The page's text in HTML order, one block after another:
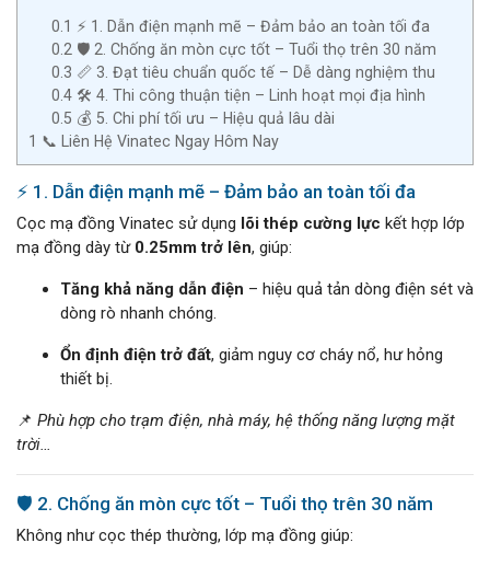
0.1 ⚡ 1. Dẫn điện mạnh mẽ – Đảm bảo an toàn tối đa
0.2 🛡️ 2. Chống ăn mòn cực tốt – Tuổi thọ trên 30 năm
0.3 📏 3. Đạt tiêu chuẩn quốc tế – Dễ dàng nghiệm thu
0.4 🛠️ 4. Thi công thuận tiện – Linh hoạt mọi địa hình
0.5 💰 5. Chi phí tối ưu – Hiệu quả lâu dài
1 📞 Liên Hệ Vinatec Ngay Hôm Nay
⚡ 1. Dẫn điện mạnh mẽ – Đảm bảo an toàn tối đa
Cọc mạ đồng Vinatec sử dụng lõi thép cường lực kết hợp lớp
mạ đồng dày từ 0.25mm trở lên, giúp:
Tăng khả năng dẫn điện – hiệu quả tản dòng điện sét và
dòng rò nhanh chóng.
Ổn định điện trở đất, giảm nguy cơ cháy nổ, hư hỏng
thiết bị.
📌 Phù hợp cho trạm điện, nhà máy, hệ thống năng lượng mặt
trời…
🛡️ 2. Chống ăn mòn cực tốt – Tuổi thọ trên 30 năm
Không như cọc thép thường, lớp mạ đồng giúp: